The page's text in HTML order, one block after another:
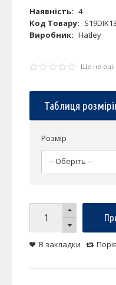
Наявність: 4
Код Товару:
Виробник: Hatley
Ще не
Таблиця
Розмір
В закладки